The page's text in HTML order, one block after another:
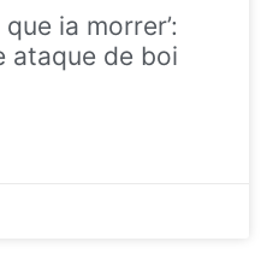
ia morrer’:
ataque de boi